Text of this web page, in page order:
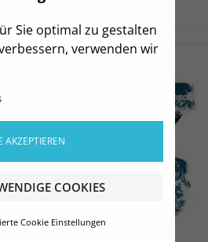
Sie optimal zu gestalten
verwenden wir
AKZEPTIEREN
COOKIES
Cookie Einstellungen